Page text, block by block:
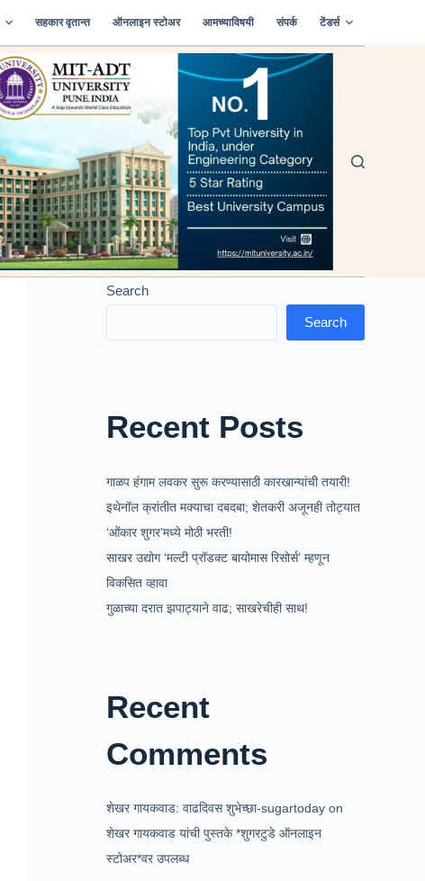
सहकार वृतान्त ऑनलाइन स्टोअर आमच्याविषयी संपर्क टेंडर्स
Search
Search
Recent Posts
गाळप हंगाम लवकर सुरू करण्यासाठी कारखान्यांची तयारी!
इथेनॉल क्रांतीत मक्याचा दबदबा; शेतकरी अजूनही तोट्यात
‘ओंकार शुगर’मध्ये मोठी भरती!
साखर उद्योग ‘मल्टी प्रॉडक्ट बायोमास रिसोर्स’ म्हणून
विकसित व्हावा
गुळाच्या दरात झपाट्याने वाढ; साखरेचीही साथ!
Recent
Comments
शेखर गायकवाड: वाढदिवस शुभेच्छा-sugartoday on
शेखर गायकवाड यांची पुस्तके *शुगरटुडे ऑनलाइन
स्टोअर*वर उपलब्ध